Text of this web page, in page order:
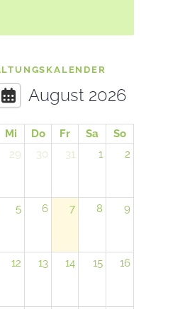
August 2026
Mi Do Fr Sa
So
29 30 31 1 2
5 6 7 8 9
12 13 14 15 16